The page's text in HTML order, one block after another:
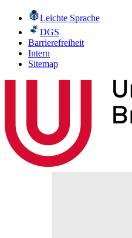
Leichte Sprache
DGS
Barrierefreiheit
Intern
Sitemap